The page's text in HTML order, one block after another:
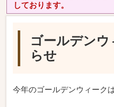
しております。
ゴールデン
らせ
今年のゴールデンウィーク